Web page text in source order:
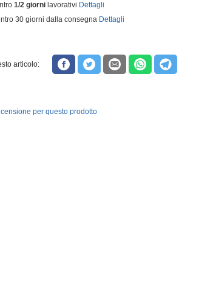
1/2 giornilavorativi Dettagli
30 giorni dalla consegna Dettagli
articolo:
per questo prodotto